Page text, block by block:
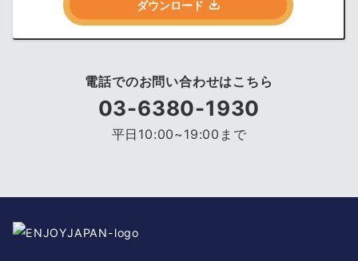
ダウンロード
電話でのお問い合わせはこちら
03-6380-1930
平日10:00~19:00まで